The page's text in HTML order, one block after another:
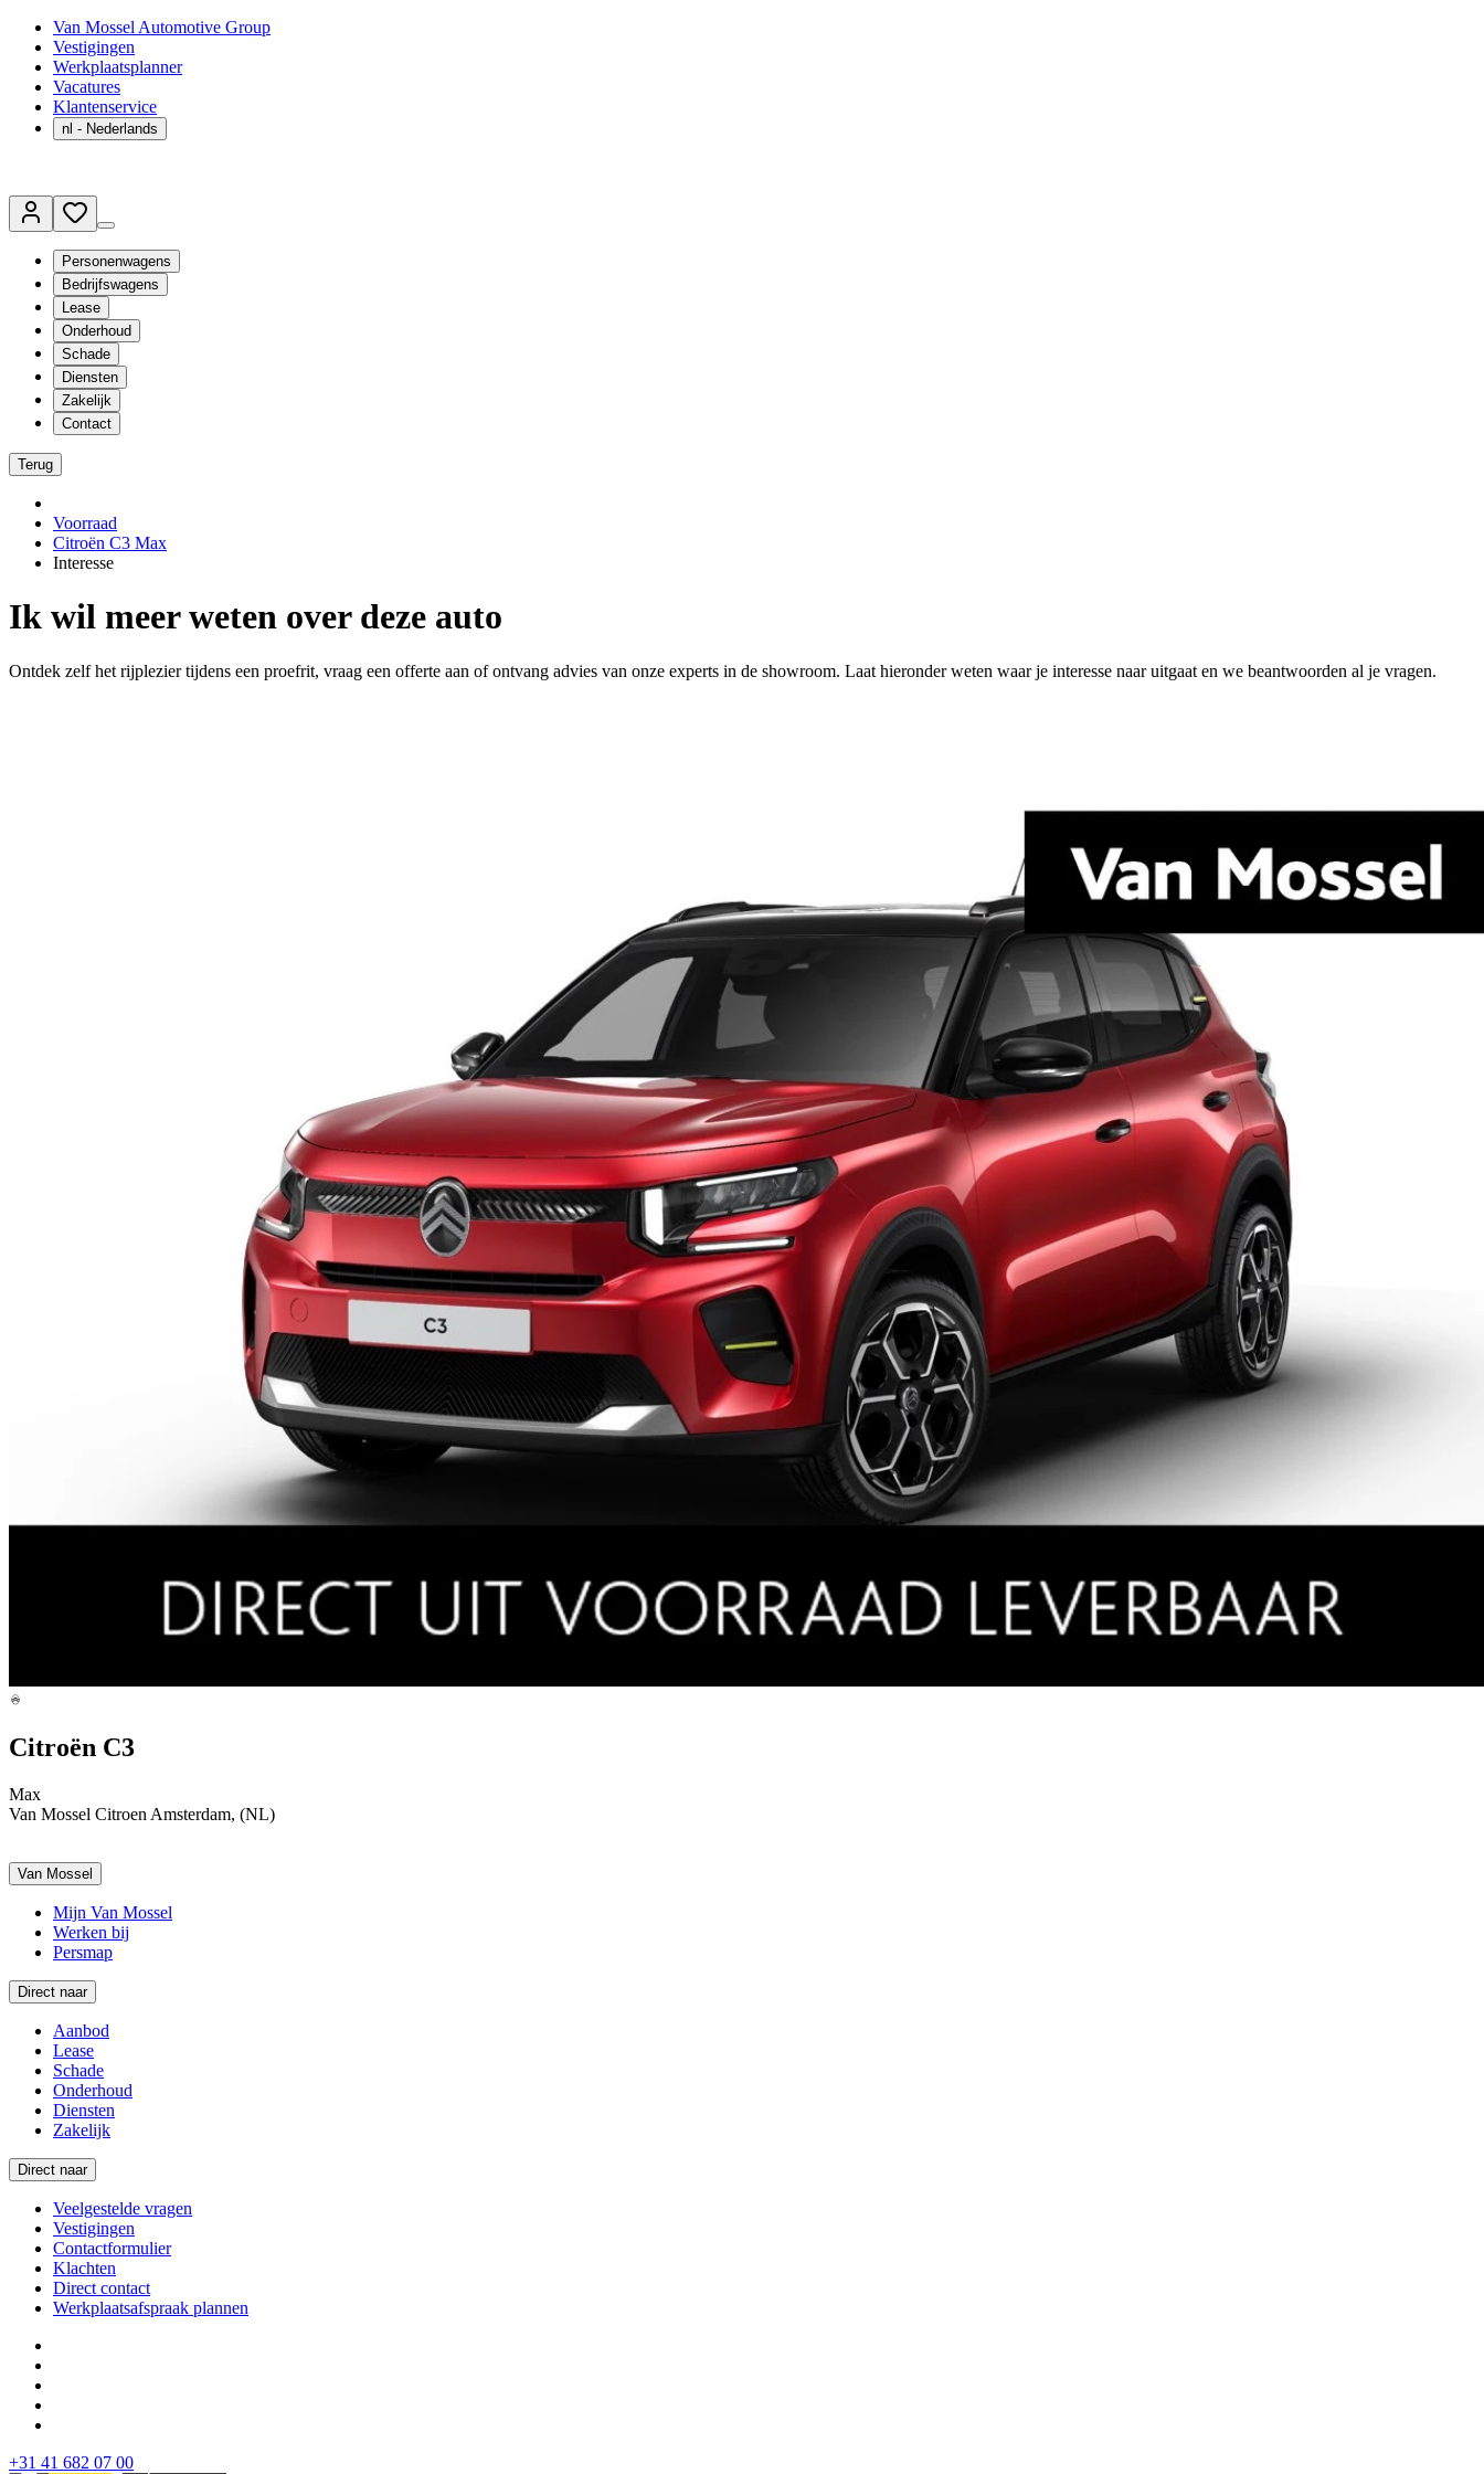
Van Mossel Automotive Group
Vestigingen
Werkplaatsplanner
Vacatures
Klantenservice
nl - Nederlands
Personenwagens
Bedrijfswagens
Lease
Onderhoud
Schade
Diensten
Zakelijk
Contact
Terug
Voorraad
Citroën C3 Max
Interesse
Ik wil meer weten over deze auto
Ontdek zelf het rijplezier tijdens een proefrit, vraag een offerte aan of ontvang advies van onze experts in de showroom. Laat hieronder weten waar je interesse naar uitgaat en we beantwoorden al je vragen.
Citroën C3
Max
Van Mossel Citroen Amsterdam, (NL)
Van Mossel
Mijn Van Mossel
Werken bij
Persmap
Direct naar
Aanbod
Lease
Schade
Onderhoud
Diensten
Zakelijk
Direct naar
Veelgestelde vragen
Vestigingen
Contactformulier
Klachten
Direct contact
Werkplaatsafspraak plannen
+31 41 682 07 00